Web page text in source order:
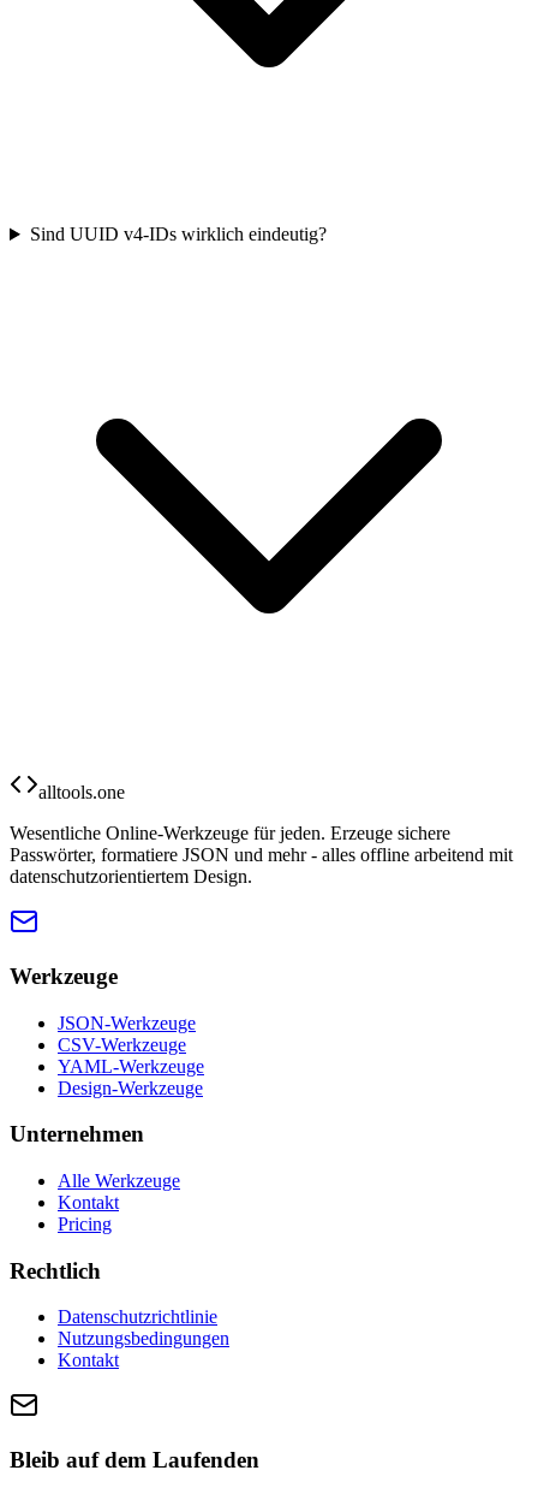
Sind UUID v4-IDs wirklich eindeutig?
alltools.one
Wesentliche Online-Werkzeuge für jeden. Erzeuge sichere
Passwörter, formatiere JSON und mehr - alles offline arbeitend mit
datenschutzorientiertem Design.
Werkzeuge
JSON-Werkzeuge
CSV-Werkzeuge
YAML-Werkzeuge
Design-Werkzeuge
Unternehmen
Alle Werkzeuge
Kontakt
Pricing
Rechtlich
Datenschutzrichtlinie
Nutzungsbedingungen
Kontakt
Bleib auf dem Laufenden